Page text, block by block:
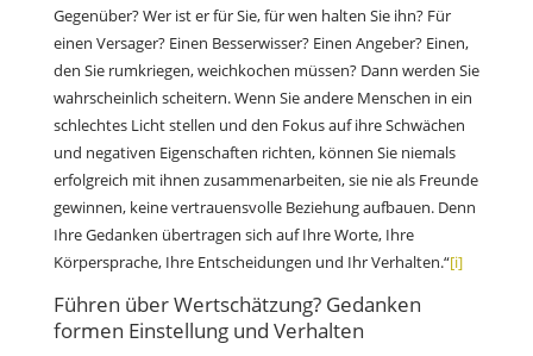
Gegenüber? Wer ist er für Sie, für wen halten Sie ihn? Für
einen Versager? Einen Besserwisser? Einen Angeber? Einen,
den Sie rumkriegen, weichkochen müssen? Dann werden Sie
wahrscheinlich scheitern. Wenn Sie andere Menschen in ein
schlechtes Licht stellen und den Fokus auf ihre Schwächen
und negativen Eigenschaften richten, können Sie niemals
erfolgreich mit ihnen zusammenarbeiten, sie nie als Freunde
gewinnen, keine vertrauensvolle Beziehung aufbauen. Denn
Ihre Gedanken übertragen sich auf Ihre Worte, Ihre
Körpersprache, Ihre Entscheidungen und Ihr Verhalten.“[i]
Führen über Wertschätzung? Gedanken
formen Einstellung und Verhalten